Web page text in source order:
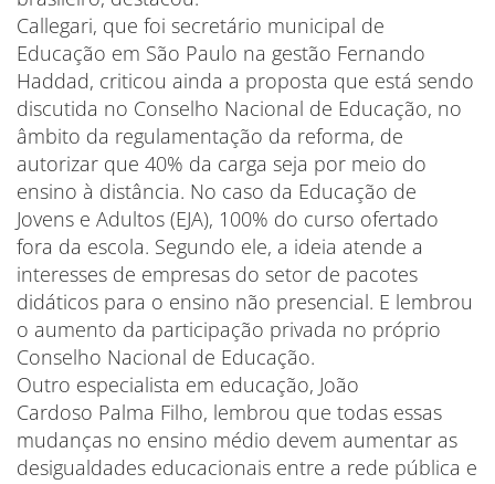
Callegari, que foi secretário municipal de
Educação em São Paulo na gestão Fernando
Haddad, criticou ainda a proposta que está sendo
discutida no Conselho Nacional de Educação, no
âmbito da regulamentação da reforma, de
autorizar que 40% da carga seja por meio do
ensino à distância. No caso da Educação de
Jovens e Adultos (EJA), 100% do curso ofertado
fora da escola. Segundo ele, a ideia atende a
interesses de empresas do setor de pacotes
didáticos para o ensino não presencial. E lembrou
o aumento da participação privada no próprio
Conselho Nacional de Educação.
Outro especialista em educação, João
Cardoso Palma Filho, lembrou que todas essas
mudanças no ensino médio devem aumentar as
desigualdades educacionais entre a rede pública e